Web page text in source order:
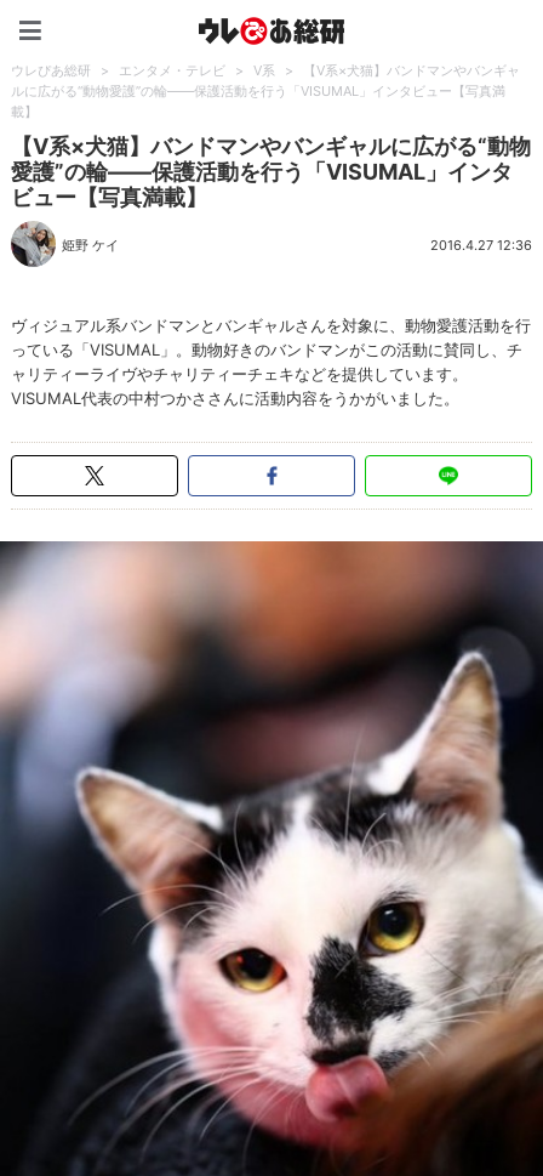
ウレぴあ総研 > エンタメ・テレビ > V系 >
【V系×犬猫】バンドマンやバンギャ
ルに広がる“動物愛護”の輪――保護活動を行う「VISUMAL」インタビュー【写真満
載】
【V系×犬猫】バンドマンやバンギャルに広がる“動物
愛護”の輪――保護活動を行う「VISUMAL」インタ
ビュー【写真満載】
姫野 ケイ 2016.4.27 12:36
ヴィジュアル系バンドマンとバンギャルさんを対象に、動物愛護活動を行
っている「VISUMAL」。動物好きのバンドマンがこの活動に賛同し、チ
ャリティーライヴやチャリティーチェキなどを提供しています。
VISUMAL代表の中村つかささんに活動内容をうかがいました。